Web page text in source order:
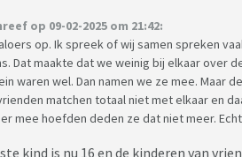
op 09-02-2025 om 21:42:
op. Ik spreek of wij samen spreken
Dat maakte dat we weinig bij elkaar over
waren wel. Dan namen we ze mee. Maar
matchen totaal niet met elkaar en
mee hoefden deden ze dat niet meer.
kind is nu 16 en de kinderen van